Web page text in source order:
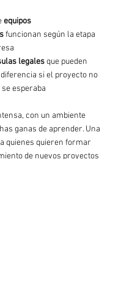
equipos
funcionan según la etapa
legales que pueden
si el proyecto no
esperaba
con un ambiente
ganas de aprender. Una
quienes quieren formar
de nuevos proyectos